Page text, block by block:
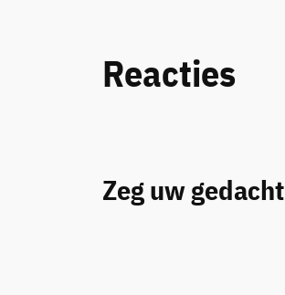
Reacties
Zeg uw gedacht